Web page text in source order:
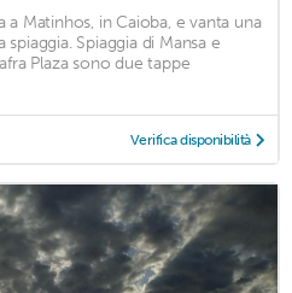
Matinhos, in Caioba, e vanta una
Spiaggia di Mansa e
Plaza sono due tappe
Verifica disponibilità